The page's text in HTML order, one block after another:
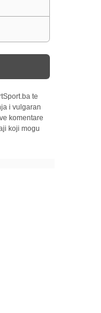
te
i vulgaran
komentare
koji mogu